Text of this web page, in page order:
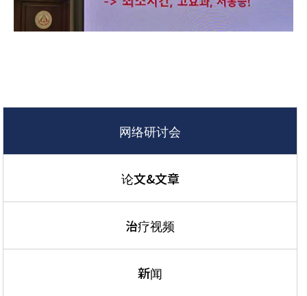
网络研讨会
论文&文章
治疗视频
新闻